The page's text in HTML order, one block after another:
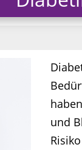
und